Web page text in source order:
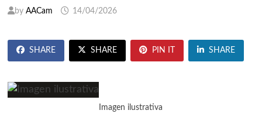
by AACam 14/04/2026
SHARE SHARE PIN IT SHARE
Imagen ilustrativa